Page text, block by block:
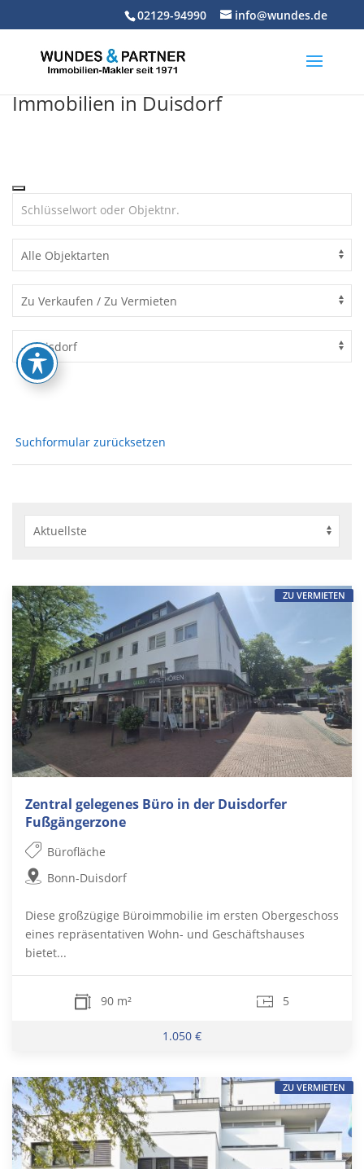
02129-94990 info@wundes.de
Immobilien in Duisdorf
Suchformular zurücksetzen
Zentral gelegenes Büro in der Duisdorfer
Fußgängerzone
Bürofläche
Bonn-Duisdorf
Diese großzügige Büroimmobilie im ersten Obergeschoss
eines repräsentativen Wohn- und Geschäftshauses
bietet...
90 m² 5
1.050 €
ZU VERMIETEN
ZU VERMIETEN